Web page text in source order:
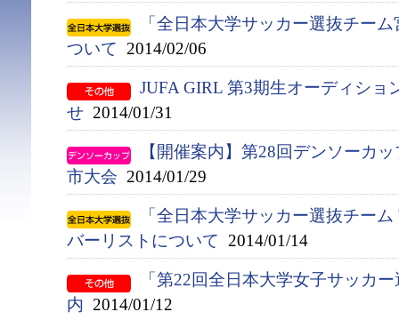
「全日本大学サッカー選抜チー
ついて 2014/02/06
JUFA GIRL 第3期生オーディショ
せ 2014/01/31
【開催案内】第28回デンソーカ
市大会 2014/01/29
「全日本大学サッカー選抜チー
バーリストについて 2014/01/14
「第22回全日本大学女子サッカ
内 2014/01/12